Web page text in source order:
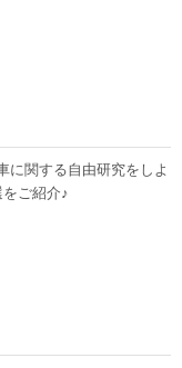
に関する自由研究をしよ
ご紹介♪